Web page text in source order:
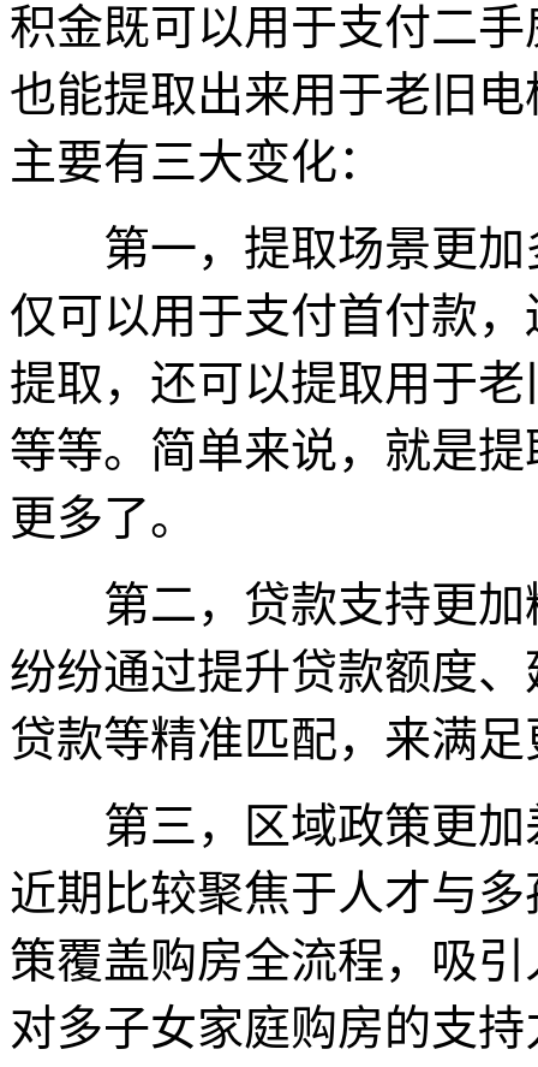
积金既可以用于支付二
也能提取出来用于老旧
主要有三大变化：
第一，提取场景更加
仅可以用于支付首付款
提取，还可以提取用于
等等。简单来说，就是
更多了。
第二，贷款支持更加
纷纷通过提升贷款额度
贷款等精准匹配，来满
第三，区域政策更加
近期比较聚焦于人才与
策覆盖购房全流程，吸
对多子女家庭购房的支